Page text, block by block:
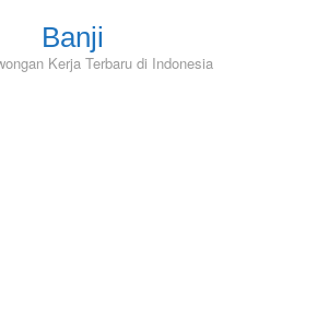
Banji
Kerja Terbaru di Indonesia